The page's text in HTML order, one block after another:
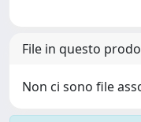
File in questo
Non ci sono file